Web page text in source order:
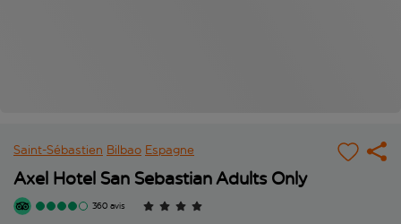
Saint-Sébastien Bilbao Espagne
Axel Hotel San Sebastian Adults Only
360 avis